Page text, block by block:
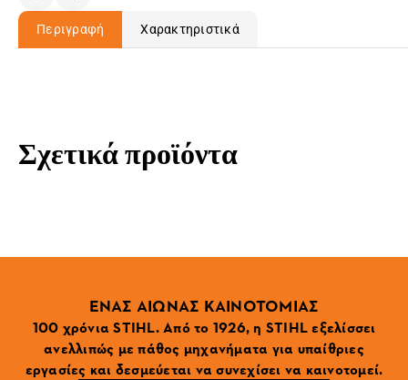
Περιγραφή Χαρακτηριστικά
Σχετικά προϊόντα
ΕΝΑΣ ΑΙΩΝΑΣ ΚΑΙΝΟΤΟΜΙΑΣ
100 χρόνια STIHL. Από το 1926, η STIHL εξελίσσει
ανελλιπώς με πάθος μηχανήματα για υπαίθριες
εργασίες και δεσμεύεται να συνεχίσει να καινοτομεί.